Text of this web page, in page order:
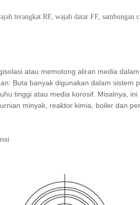
terangkat RF, wajah datar FF, sambungan
atau memotong aliran media
Buta banyak digunakan dalam sistem
tinggi atau media korosif. Misalnya,
minyak, reaktor kimia, boiler dan